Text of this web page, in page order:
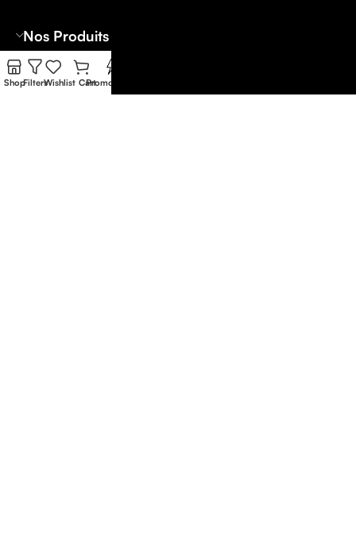
Nos Produits
Contact
ShopFiltersWishlist CartPromo Flash